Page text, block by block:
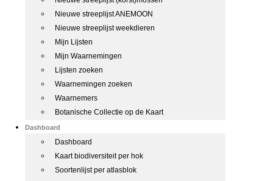
Nieuwe streeplijst ANEMOON
Nieuwe streeplijst weekdieren
Mijn Lijsten
Mijn Waarnemingen
Lijsten zoeken
Waarnemingen zoeken
Waarnemers
Botanische Collectie op de Kaart
Dashboard
Dashboard
Kaart biodiversiteit per hok
Soortenlijst per atlasblok